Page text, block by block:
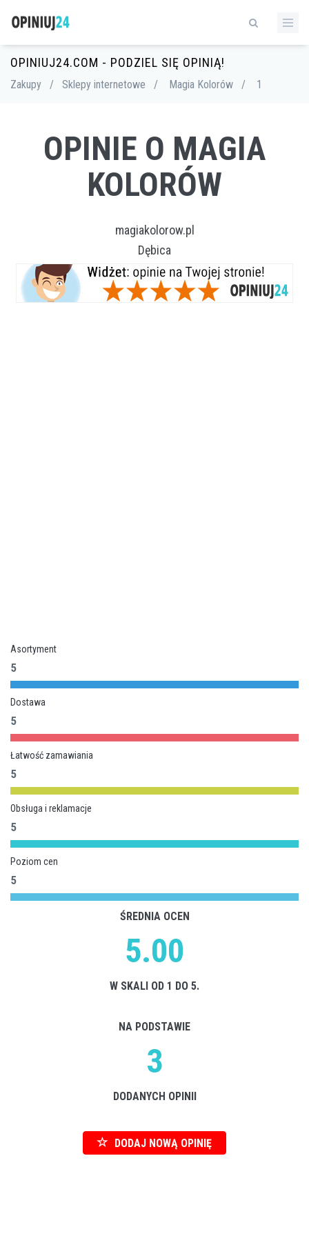
OPINIUJ24.COM - PODZIEL SIĘ OPINIĄ!
Zakupy / Sklepy internetowe / Magia Kolorów / 1
OPINIE O MAGIA
KOLORÓW
magiakolorow.pl
Dębica
Asortyment
5
Dostawa
5
Łatwość zamawiania
5
Obsługa i reklamacje
5
Poziom cen
5
ŚREDNIA OCEN
5.00
W SKALI OD 1 DO 5.
NA PODSTAWIE
3
DODANYCH OPINII
DODAJ NOWĄ OPINIĘ